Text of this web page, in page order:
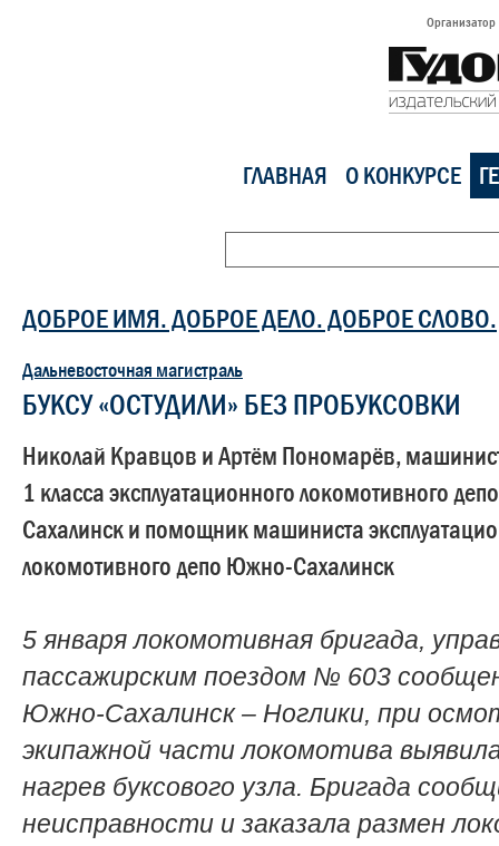
Организатор
ГЛАВНАЯ О КОНКУРСЕ
ДОБРОЕ ИМЯ. ДОБРОЕ ДЕЛО. ДОБРОЕ СЛОВО.
Дальневосточная магистраль
БУКСУ «ОСТУДИЛИ» БЕЗ ПРОБУКСОВКИ
Николай Кравцов и Артём Пономарёв,
1 класса эксплуатационного локомотивного
Сахалинск и помощник машиниста
локомотивного депо Южно-Сахалинск
5 января локомотивная бригада,
пассажирским поездом № 603
Южно-Сахалинск – Ноглики, при
экипажной части локомотива
нагрев буксового узла. Бригада
неисправности и заказала размен